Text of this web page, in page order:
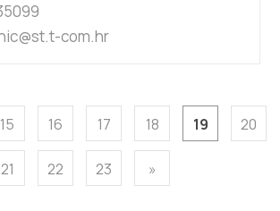
com.hr
15 16 17 18 19 20
21 22 23 »